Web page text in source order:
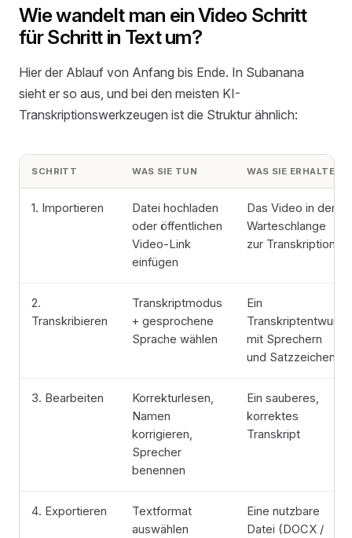
Wie wandelt man ein Video Schritt
für Schritt in Text um?
Hier der Ablauf von Anfang bis Ende. In Subanana
sieht er so aus, und bei den meisten KI-
Transkriptionswerkzeugen ist die Struktur ähnlich:
SCHRITT WAS SIE TUN WAS SIE ERHALTEN
1. Importieren
Datei hochladen
oder öffentlichen
Video-Link
einfügen
Das Video in der
Warteschlange
zur Transkription
2.
Transkribieren
Transkriptmodus
+ gesprochene
Sprache wählen
Ein
Transkriptentwurf
mit Sprechern
und Satzzeichen
3. Bearbeiten
Korrekturlesen,
Namen
korrigieren,
Sprecher
benennen
Ein sauberes,
korrektes
Transkript
4. Exportieren
Textformat
auswählen
Eine nutzbare
Datei (DOCX /